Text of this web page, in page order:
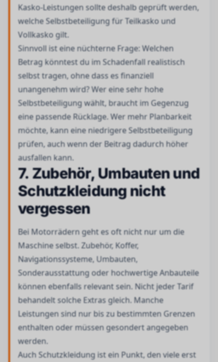
Kasko-Leistungen sollte deshalb geprüft werden,
welche Selbstbeteiligung für Teilkasko und
Vollkasko gilt.
Sinnvoll ist eine nüchterne Frage: Welchen
Betrag könntest du im Schadenfall realistisch
selbst tragen, ohne dass es finanziell
unangenehm wird? Wer eine sehr hohe
Selbstbeteiligung wählt, braucht im Gegenzug
eine passende Rücklage. Wer mehr Planbarkeit
möchte, kann eine niedrigere Selbstbeteiligung
prüfen, auch wenn der Beitrag dadurch höher
ausfallen kann.
7. Zubehör, Umbauten und
Schutzkleidung nicht
vergessen
Bei Motorrädern geht es oft nicht nur um die
Maschine selbst. Zubehör, Koffer,
Navigationssysteme, Umbauten,
Sonderausstattung oder hochwertige Anbauteile
können ebenfalls relevant sein. Nicht jeder Tarif
behandelt solche Extras gleich. Manche
Leistungen sind nur bis zu bestimmten Grenzen
enthalten oder müssen gesondert angegeben
werden.
Auch Schutzkleidung ist ein Punkt, den viele erst